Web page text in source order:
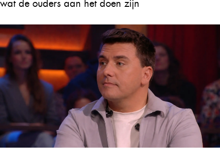
wat de ouders aan het doen zijn